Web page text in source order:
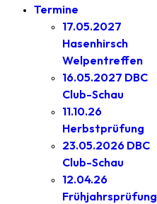
Termine
17.05.2027
Hasenhirsch
Welpentreffen
16.05.2027 DBC
Club-Schau
11.10.26
Herbstprüfung
23.05.2026 DBC
Club-Schau
12.04.26
Frühjahrsprüfung